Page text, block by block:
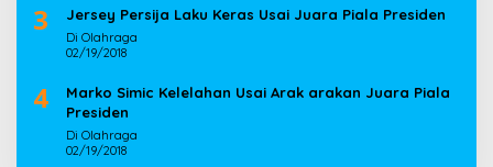
3 Jersey Persija Laku Keras Usai Juara Piala Presiden
Di Olahraga
02/19/2018
4
Marko Simic Kelelahan Usai Arak arakan Juara Piala
Presiden
Di Olahraga
02/19/2018